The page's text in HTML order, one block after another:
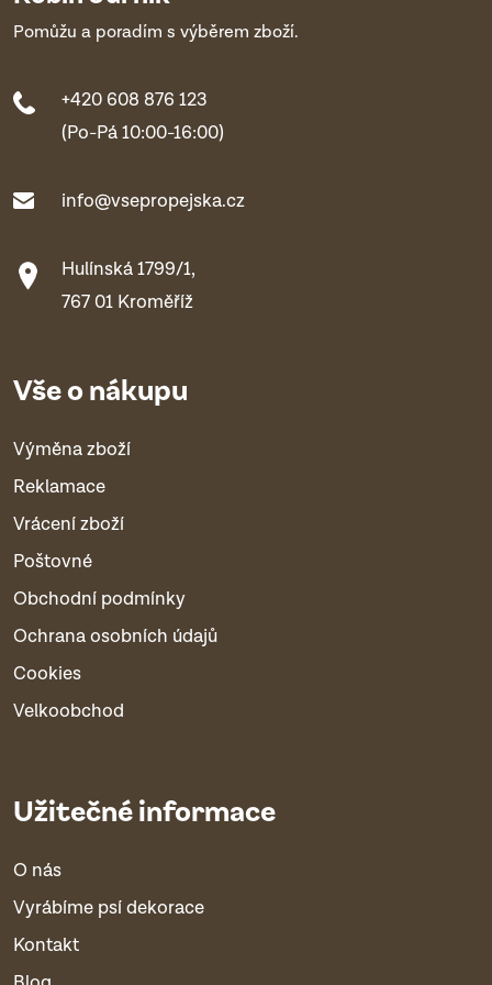
Pomůžu a poradím s výběrem zboží.
+420 608 876 123
(Po-Pá 10:00-16:00)
info@vsepropejska.cz
Hulínská 1799/1,
767 01 Kroměříž
Vše o nákupu
Výměna zboží
Reklamace
Vrácení zboží
Poštovné
Obchodní podmínky
Ochrana osobních údajů
Cookies
Velkoobchod
Užitečné informace
O nás
Vyrábíme psí dekorace
Kontakt